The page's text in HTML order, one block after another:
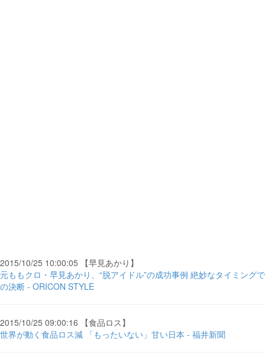
2015/10/25 10:00:05 【早見あかり】
元ももクロ・早見あかり、“脱アイドル”の成功事例 絶妙なタイミングで
の決断 - ORICON STYLE
2015/10/25 09:00:16 【食品ロス】
世界が動く食品ロス減 「もったいない」甘い日本 - 福井新聞